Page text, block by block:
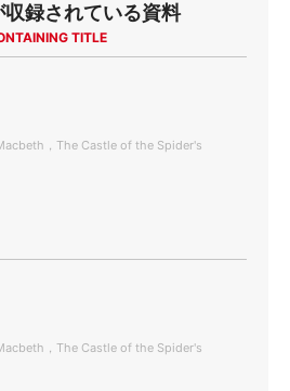
収録されている資料
TITLE
，The Castle of the Spider's
，The Castle of the Spider's